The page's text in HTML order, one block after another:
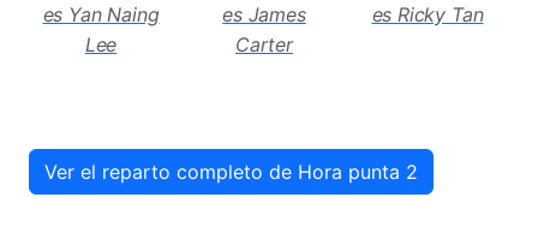
es Yan Naing
Lee
es James
Carter
es Ricky Tan
Ver el reparto completo de Hora punta 2